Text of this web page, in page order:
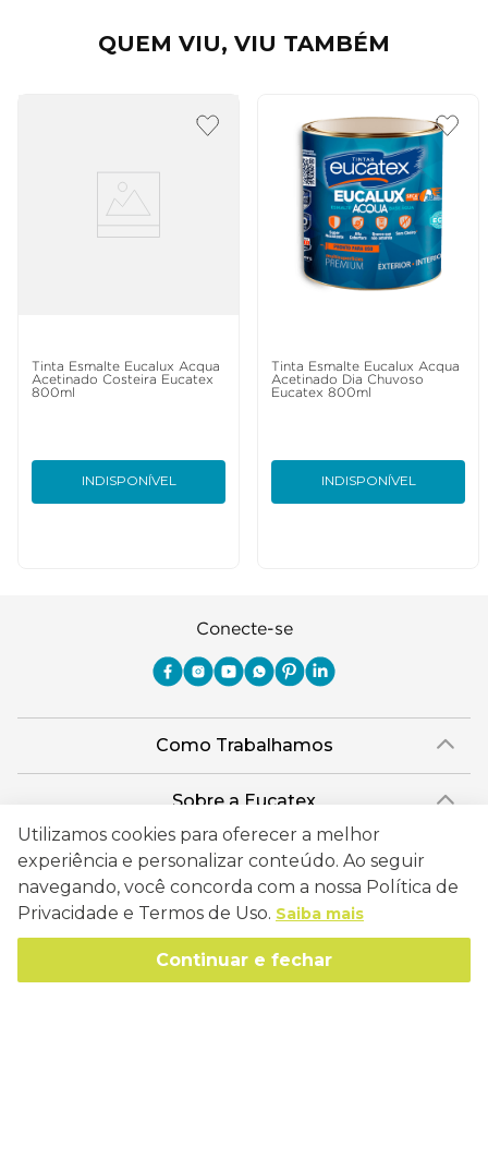
QUEM VIU, VIU TAMBÉM
Tinta Esmalte Eucalux Acqua
Acetinado Costeira Eucatex
800ml
INDISPONÍVEL
Tinta Esmalte Eucalux Acqua
Acetinado Dia Chuvoso
Eucatex 800ml
INDISPONÍVEL
Conecte-se
Como Trabalhamos
Política de Privacidade
Trocas e Devoluções
Retire em Loja
Regulamentos e Promoções
Políticas de Revenda
Sobre a Eucatex
História
Canal de Ética
Política de Patrocínio
Onde Estamos
Sustentabilidade
Missão, Visão e Valores
Socioambiental
Atendimento
lojaeucatex@eucatex.com.br
Links Úteis
Utilizamos cookies para oferecer a melhor
experiência e personalizar conteúdo. Ao seguir
navegando, você concorda com a nossa Política de
Privacidade e Termos de Uso. Saiba mais
Continuar e fechar